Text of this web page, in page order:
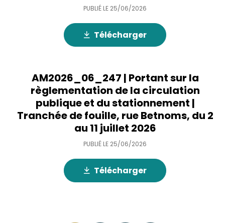
PUBLIÉ LE 25/06/2026
Télécharger
AM2026_06_247 | Portant sur la
règlementation de la circulation
publique et du stationnement |
Tranchée de fouille, rue Betnoms, du 2
au 11 juillet 2026
PUBLIÉ LE 25/06/2026
Télécharger